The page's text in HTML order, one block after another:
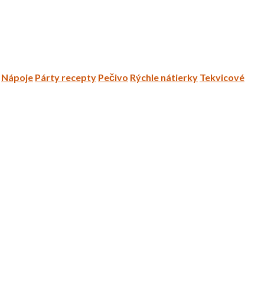
Nápoje Párty recepty Pečivo Rýchle nátierky Tekvicové